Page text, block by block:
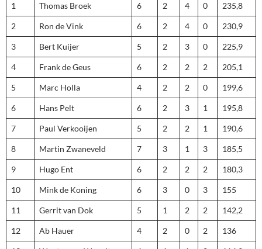
1 Thomas Broek 6 2 4 0 235,8
2 Ron de Vink 6 2 4 0 230,9
3 Bert Kuijer 5 2 3 0 225,9
4 Frank de Geus 6 2 2 2 205,1
5 Marc Holla 4 2 2 0 199,6
6 Hans Pelt 6 2 3 1 195,8
7 Paul Verkooijen 5 2 2 1 190,6
8 Martin Zwaneveld 7 3 1 3 185,5
9 Hugo Ent 6 2 2 2 180,3
10 Mink de Koning 6 3 0 3 155
11 Gerrit van Dok 5 1 2 2 142,2
12 Ab Hauer 4 2 0 2 136